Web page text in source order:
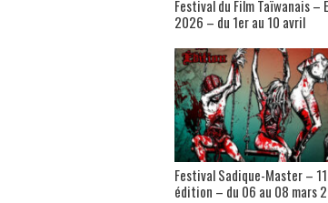
Festival du Film Taïwanais –
2026 – du 1er au 10 avril
Festival Sadique-Master –
édition – du 06 au 08 mars